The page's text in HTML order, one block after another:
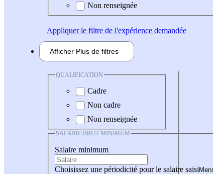
Non renseignée
Appliquerle filtre de l'expérience demandée
Afficher Plus de filtres
QUALIFICATION
Cadre
Non cadre
Non renseignée
SALAIRE BRUT MINIMUM
Salaire minimum
Choisissez une périodicité pour le salaire saisi